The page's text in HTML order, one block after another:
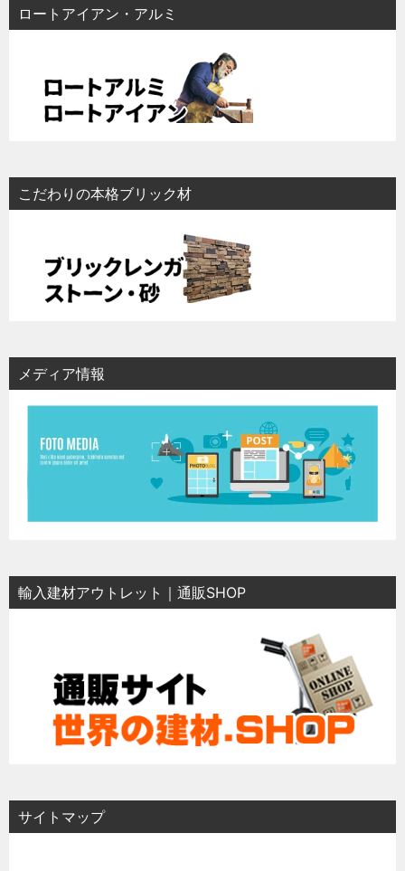
ロートアイアン・アルミ
こだわりの本格ブリック材
メディア情報
輸入建材アウトレット｜通販SHOP
サイトマップ